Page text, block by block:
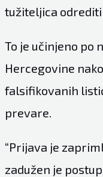
tužiteljica odrediti
To je učinjeno po
Hercegovine
falsifikovanih
prevare.
“Prijava je
zadužen je